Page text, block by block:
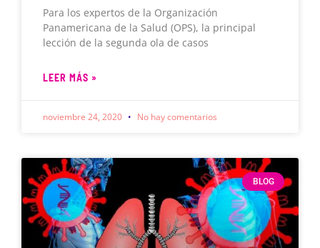
Para los expertos de la Organización
Panamericana de la Salud (OPS), la principal
lección de la segunda ola de casos
LEER MÁS »
noviembre 24, 2020 No hay comentarios
BLOG